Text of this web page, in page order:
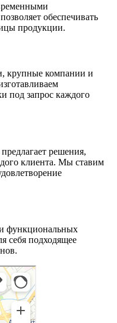
обеспечивать
продукции.
крупные компании и
под запрос каждого
решения,
клиента. Мы ставим
функциональных
себя подходящее